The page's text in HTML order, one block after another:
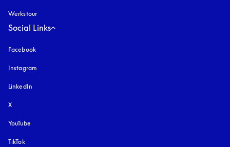
Werkstour
Social Links
Facebook
Instagram
LinkedIn
X
YouTube
TikTok